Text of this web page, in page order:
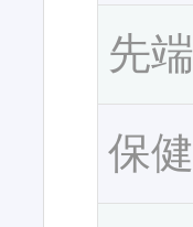
先
保